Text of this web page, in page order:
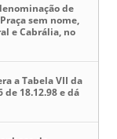
de
sem nome,
e Cabrália, no
a Tabela VII da
de 18.12.98 e dá